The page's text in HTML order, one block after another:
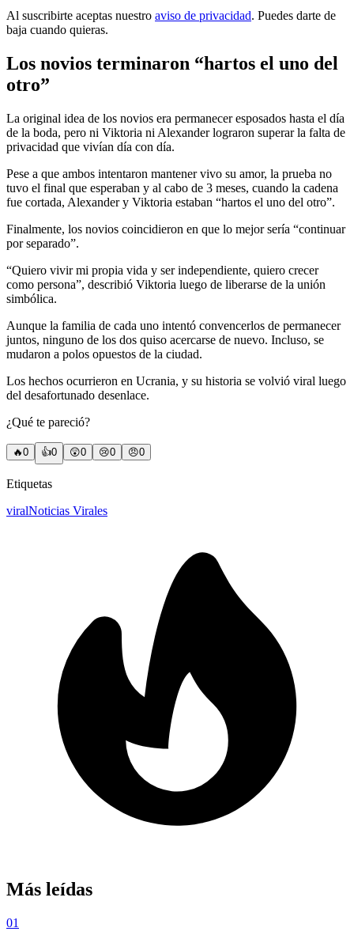
Al suscribirte aceptas nuestro aviso de privacidad. Puedes darte de
baja cuando quieras.
Los novios terminaron “hartos el uno del
otro”
La original idea de los novios era permanecer esposados hasta el día
de la boda, pero ni Viktoria ni Alexander lograron superar la falta de
privacidad que vivían día con día.
Pese a que ambos intentaron mantener vivo su amor, la prueba no
tuvo el final que esperaban y al cabo de 3 meses, cuando la cadena
fue cortada, Alexander y Viktoria estaban “hartos el uno del otro”.
Finalmente, los novios coincidieron en que lo mejor sería “continuar
por separado”.
“Quiero vivir mi propia vida y ser independiente, quiero crecer
como persona”, describió Viktoria luego de liberarse de la unión
simbólica.
Aunque la familia de cada uno intentó convencerlos de permanecer
juntos, ninguno de los dos quiso acercarse de nuevo. Incluso, se
mudaron a polos opuestos de la ciudad.
Los hechos ocurrieron en Ucrania, y su historia se volvió viral luego
del desafortunado desenlace.
¿Qué te pareció?
🔥0 👍0 😲0 😢0 😠0
Etiquetas
viralNoticias Virales
Más leídas
01